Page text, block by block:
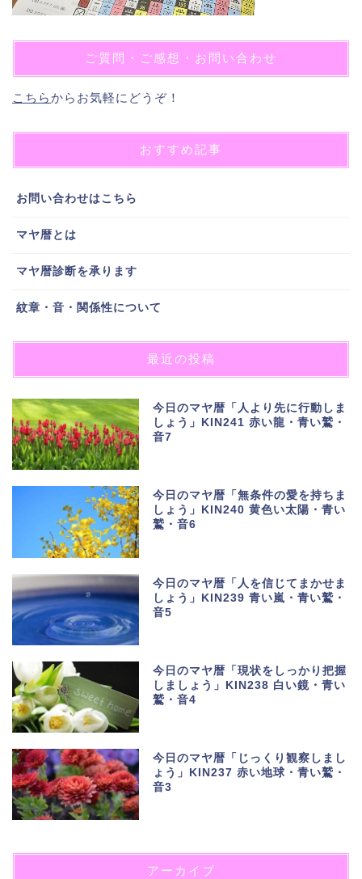
ご質問・ご感想・お問い合わせ
こちらからお気軽にどうぞ！
おすすめ記事
お問い合わせはこちら
マヤ暦とは
マヤ暦診断を承ります
紋章・音・関係性について
最近の投稿
今日のマヤ暦「人より先に行動しま
しょう」KIN241 赤い龍・青い鷲・
音7
今日のマヤ暦「無条件の愛を持ちま
しょう」KIN240 黄色い太陽・青い
鷲・音6
今日のマヤ暦「人を信じてまかせま
しょう」KIN239 青い嵐・青い鷲・
音5
今日のマヤ暦「現状をしっかり把握
しましょう」KIN238 白い鏡・青い
鷲・音4
今日のマヤ暦「じっくり観察しまし
ょう」KIN237 赤い地球・青い鷲・
音3
アーカイブ